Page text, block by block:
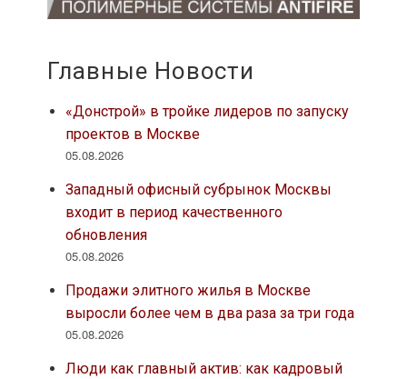
Главные Новости
«Донстрой» в тройке лидеров по запуску
проектов в Москве
05.08.2026
Западный офисный субрынок Москвы
входит в период качественного
обновления
05.08.2026
Продажи элитного жилья в Москве
выросли более чем в два раза за три года
05.08.2026
Люди как главный актив: как кадровый